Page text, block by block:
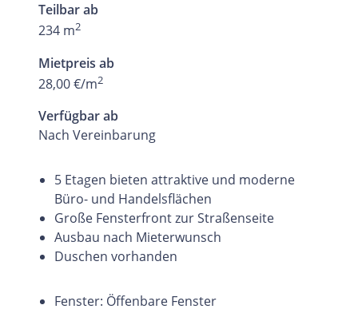
Teilbar ab
234 m2
Mietpreis ab
28,00 €/m2
Verfügbar ab
Nach Vereinbarung
5 Etagen bieten attraktive und moderne
Büro- und Handelsflächen
Große Fensterfront zur Straßenseite
Ausbau nach Mieterwunsch
Duschen vorhanden
Fenster: Öffenbare Fenster